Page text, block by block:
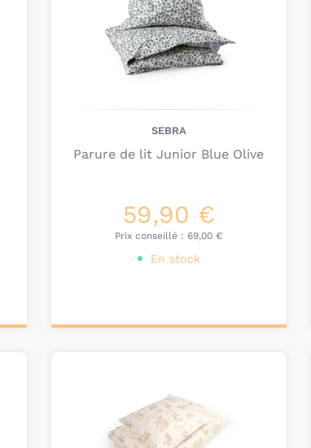
SEBRA
Parure de lit Junior Blue Olive
59,90 €
Prix conseillé : 69,00 €
En stock